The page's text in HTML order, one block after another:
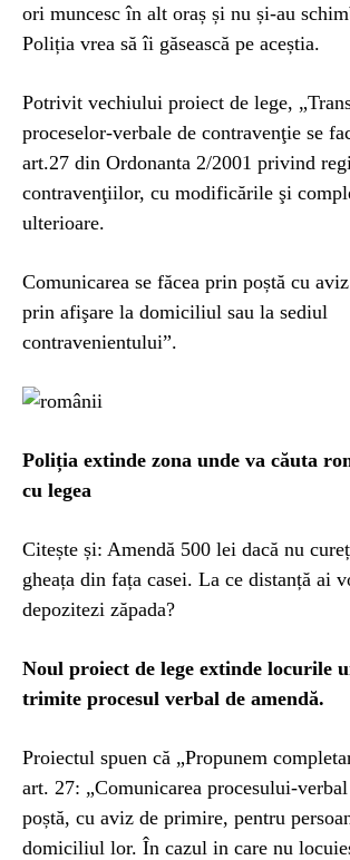
ori muncesc în alt oraș și nu și-au
Poliția vrea să îi găsească pe aceștia.
Potrivit vechiului proiect de lege,
proceselor-verbale de contravenţie se
art.27 din Ordonanta 2/2001 privind
contravenţiilor, cu modificările şi
ulterioare.
Comunicarea se făcea prin poștă cu
prin afişare la domiciliul sau la sediul
contravenientului”.
Poliția extinde zona unde va căuta
cu legea
Citește și: Amendă 500 lei dacă nu
gheața din fața casei. La ce distanță ai
depozitezi zăpada?
Noul proiect de lege extinde locurile
trimite procesul verbal de amendă.
Proiectul spuen că „Propunem
art. 27: „Comunicarea procesului-
poștă, cu aviz de primire, pentru
domiciliul lor. În cazul in care nu